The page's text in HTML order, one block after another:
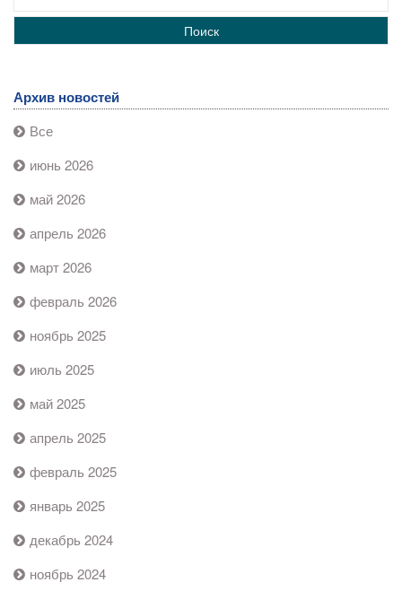
Архив новостей
Все
июнь 2026
май 2026
апрель 2026
март 2026
февраль 2026
ноябрь 2025
июль 2025
май 2025
апрель 2025
февраль 2025
январь 2025
декабрь 2024
ноябрь 2024